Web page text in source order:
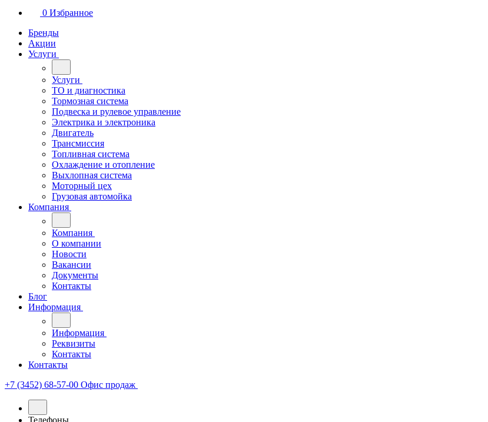
0 Избранное
Бренды
Акции
Услуги
Услуги
ТО и диагностика
Тормозная система
Подвеска и рулевое управление
Электрика и электроника
Двигатель
Трансмиссия
Топливная система
Охлаждение и отопление
Выхлопная система
Моторный цех
Грузовая автомойка
Компания
Компания
О компании
Новости
Вакансии
Документы
Контакты
Блог
Информация
Информация
Реквизиты
Контакты
Контакты
+7 (3452) 68-57-00 Офис продаж
Телефоны